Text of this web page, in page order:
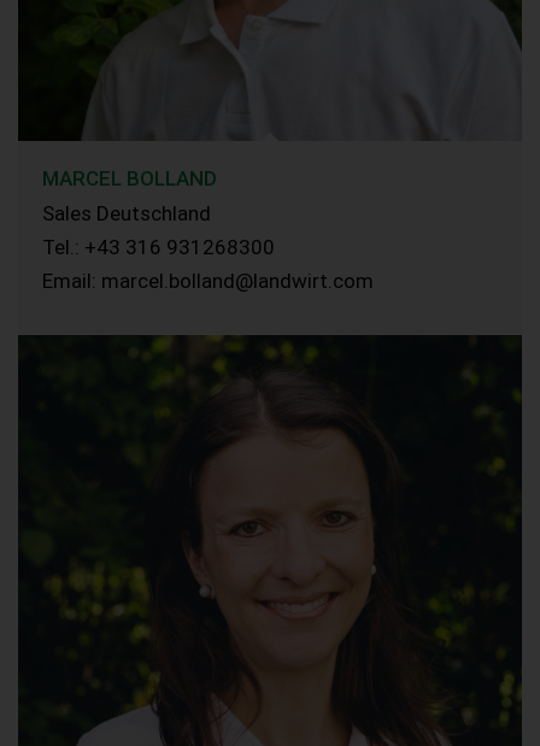
MARCEL BOLLAND
Sales Deutschland
Tel.: +43 316 931268300
Email: marcel.bolland@landwirt.com